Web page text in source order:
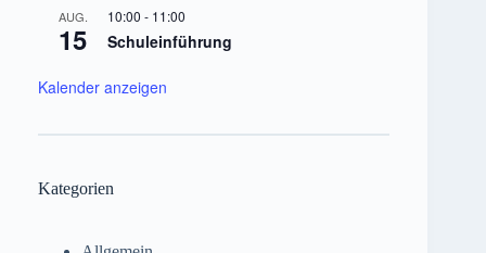
AUG.
15
10:00 - 11:00
Schuleinführung
Kalender anzeigen
Kategorien